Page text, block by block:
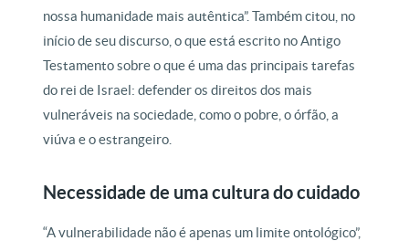
nossa humanidade mais autêntica”. Também citou, no
início de seu discurso, o que está escrito no Antigo
Testamento sobre o que é uma das principais tarefas
do rei de Israel: defender os direitos dos mais
vulneráveis na sociedade, como o pobre, o órfão, a
viúva e o estrangeiro.
Necessidade de uma cultura do cuidado
“A vulnerabilidade não é apenas um limite ontológico”,